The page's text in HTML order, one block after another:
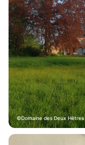
Domaine des Deux Hêtres